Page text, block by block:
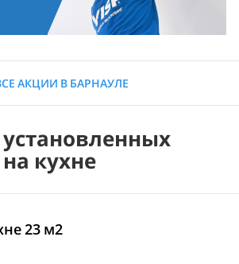
АКЦИИ В БАРНАУЛЕ
кухне
23 м2